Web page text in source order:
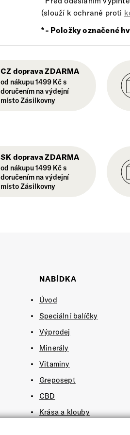
(slouží k ochraně proti
*- Položky označené
CZ doprava ZDARMA
od nákupu 1499 Kč s
doručením na výdejní
místo Zásilkovny
SK doprava ZDARMA
od nákupu 1499 Kč s
doručením na výdejní
místo Zásilkovny
NABÍDKA
Úvod
Speciální balíčky
Výprodej
Minerály
Vitaminy
Greposept
CBD
Krása a klouby